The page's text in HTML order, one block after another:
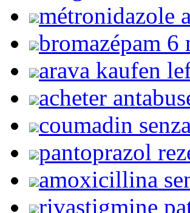
métronidazole
bromazépam 6
arava kaufen
acheter
coumadin
pantoprazol
amoxicillina
rivastigmine